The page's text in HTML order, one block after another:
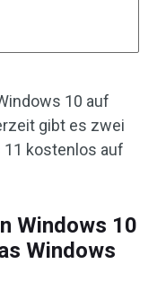
10 auf
gibt es zwei
11 kostenlos auf
Windows 10
Windows